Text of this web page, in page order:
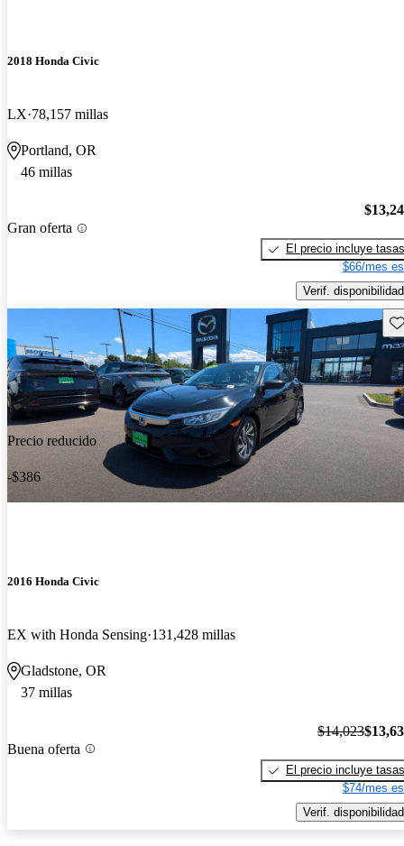
2018 Honda Civic
LX 78,157 millas
Portland, OR
46 millas
Gran oferta
El precio incluye tasas
$66/mes
Verif. disponibilidad
Precio reducido
-$386
2016 Honda Civic
EX with Honda Sensing 131,428 millas
Gladstone, OR
37 millas
Buena oferta
$14,023
El precio incluye tasas
$74/mes
Verif. disponibilidad